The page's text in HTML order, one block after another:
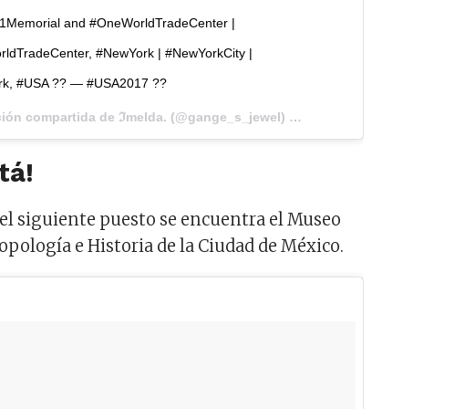
and #OneWorldTradeCenter |
#NewYork | #NewYorkCity |
#USA ?? — #USA2017 ??
Una publicación compartida de ℑmelda. (@gange_s_jewel) el
siguiente puesto se encuentra el Museo
e Historia de la Ciudad de México.